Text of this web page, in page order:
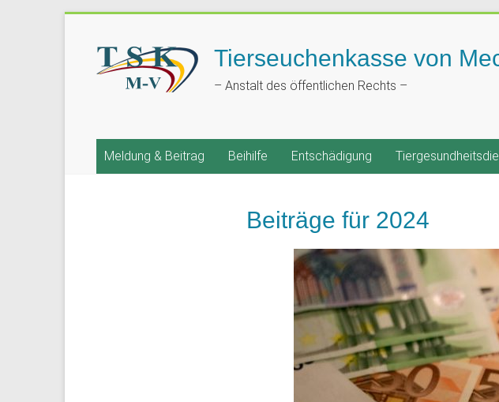
Tierseuchenkasse von
– Anstalt des öffentlichen Rechts –
Meldung & Beitrag Beihilfe Entschädigung
Beiträge für 2024